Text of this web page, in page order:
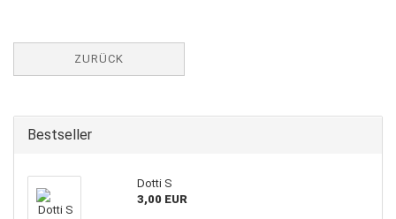
ZURÜCK
Bestseller
Dotti S
3,00 EUR